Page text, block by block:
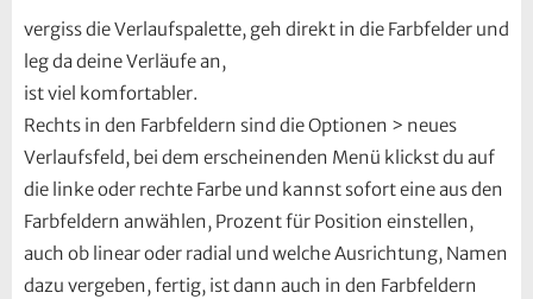
vergiss die Verlaufspalette, geh direkt in die Farbfelder und
leg da deine Verläufe an,
ist viel komfortabler.
Rechts in den Farbfeldern sind die Optionen > neues
Verlaufsfeld, bei dem erscheinenden Menü klickst du auf
die linke oder rechte Farbe und kannst sofort eine aus den
Farbfeldern anwählen, Prozent für Position einstellen,
auch ob linear oder radial und welche Ausrichtung, Namen
dazu vergeben, fertig, ist dann auch in den Farbfeldern